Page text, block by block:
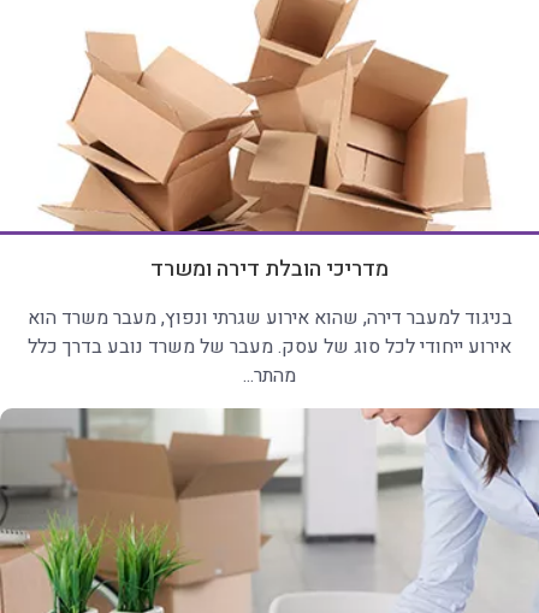
מדריכי הובלת דירה ומשרד
בניגוד למעבר דירה, שהוא אירוע שגרתי ונפוץ, מעבר משרד הוא
אירוע ייחודי לכל סוג של עסק. מעבר של משרד נובע בדרך כלל
מהתר...